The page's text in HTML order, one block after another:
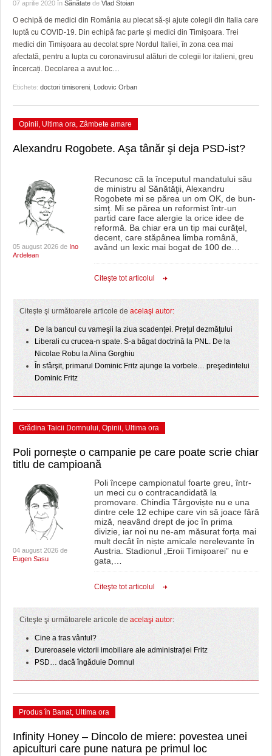
GRĂDINA TAICII DOMNULUI
ZIARISTU’ DE TERASĂ
CU OIŞTEA-N KIERKEGAARD
CRONICĂ DE FILM
UNDE MERGEM
FILME DOCUMENTARE
ACCIDENTE
ANUNŢURI
INFO SI UTILE
JUSTITIE
FILME DOCUMENTARE
CLIPURI VIDEO
JOCURI ONLINE
DIVERSE
FARMACII DIN TIMIŞOARA
HARTA TIMIŞOAREI
LICEE, ŞCOLI ŞI GRĂDINIŢE DIN TIMIŞ
PRIMĂRIILE DIN TIMIŞ
SFATUL MEDICULUI
SFATURI JURIDICE
07 aprilie 2020 în Sănătate de Vlad Stoian
O echipă de medici din România au plecat să-și ajute colegii din Italia care
luptă cu COVID-19. Din echipă fac parte și medici din Timișoara. Trei
medici din Timișoara au decolat spre Nordul Italiei, în zona cea mai
afectată, pentru a lupta cu coronavirusul alături de colegii lor italieni, greu
încercați. Decolarea a avut loc…
Etichete: doctori timisoreni Lodovic Orban
Opinii, Ultima ora, Zâmbete amare
Alexandru Rogobete. Aşa tânăr şi deja PSD-ist?
05 august 2026 de Ino
Ardelean
Recunosc că la începutul mandatului său
de ministru al Sănătăţii, Alexandru
Rogobete mi se părea un om OK, de bun-
simţ. Mi se părea un reformist într-un
partid care face alergie la orice idee de
reformă. Ba chiar era un tip mai curăţel,
decent, care stăpânea limba română,
având un lexic mai bogat de 100 de…
Citeşte tot articolul
Citeşte şi următoarele articole de acelaşi autor:
De la bancul cu vameşii la ziua scadenţei. Preţul dezmăţului
Liberali cu crucea-n spate. S-a băgat doctrină la PNL. De la
Nicolae Robu la Alina Gorghiu
În sfârşit, primarul Dominic Fritz ajunge la vorbele… preşedintelui
Dominic Fritz
Grădina Taicii Domnului, Opinii, Ultima ora
Poli pornește o campanie pe care poate scrie chiar
titlu de campioană
04 august 2026 de
Eugen Sasu
Poli începe campionatul foarte greu, într-
un meci cu o contracandidată la
promovare. Chindia Târgoviște nu e una
dintre cele 12 echipe care vin să joace fără
miză, neavând drept de joc în prima
divizie, iar noi nu ne-am măsurat forța mai
mult decât în niște amicale nerelevante în
Austria. Stadionul „Eroii Timișoarei” nu e
gata,…
Citeşte tot articolul
Citeşte şi următoarele articole de acelaşi autor:
Cine a tras vântul?
Dureroasele victorii imobiliare ale administrației Fritz
PSD… dacă îngăduie Domnul
Produs în Banat, Ultima ora
Infinity Honey – Dincolo de miere: povestea unei
apiculturi care pune natura pe primul loc